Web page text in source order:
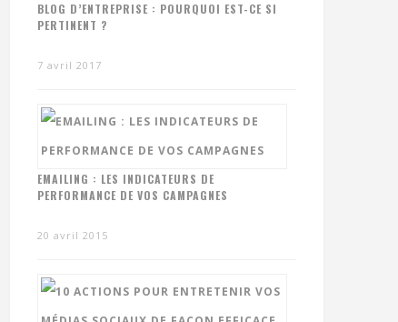
BLOG D’ENTREPRISE : POURQUOI EST-CE SI
PERTINENT ?
7 avril 2017
EMAILING : LES INDICATEURS DE
PERFORMANCE DE VOS CAMPAGNES
20 avril 2015